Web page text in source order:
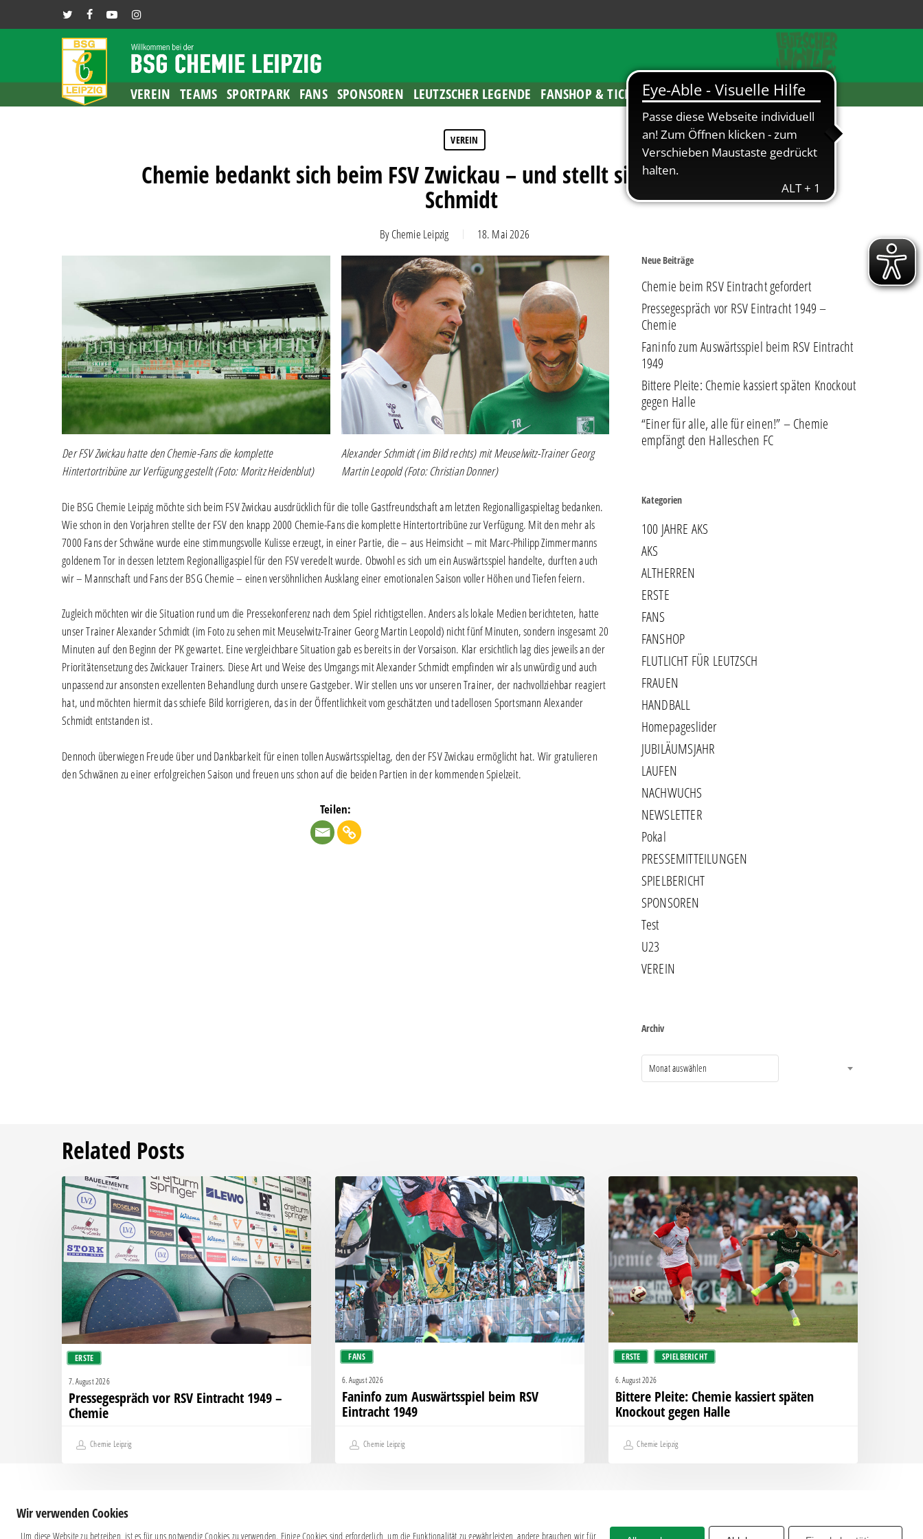
to
TWITTERFACEBOOKYOUTUBEINSTAGRAM
VEREIN TEAMS SPORTPARK FANS SPONSOREN LEUTZSCHER LEGENDE FANSHOP & TICKETS
VEREIN
Chemie bedankt sich beim FSV Zwickau – und stellt sich vor Alexander
Schmidt
ByChemie Leipzig 18. Mai 2026
Der FSV Zwickau hatte den Chemie-Fans die komplette
Hintertortribüne zur Verfügung gestellt (Foto: Moritz Heidenblut)
Alexander Schmidt (im Bild rechts) mit Meuselwitz-Trainer Georg
Martin Leopold (Foto: Christian Donner)
Die BSG Chemie Leipzig möchte sich beim FSV Zwickau ausdrücklich für die tolle Gastfreundschaft am letzten Regionalligaspieltag bedanken.
Wie schon in den Vorjahren stellte der FSV den knapp 2000 Chemie-Fans die komplette Hintertortribüne zur Verfügung. Mit den mehr als
7000 Fans der Schwäne wurde eine stimmungsvolle Kulisse erzeugt, in einer Partie, die – aus Heimsicht – mit Marc-Philipp Zimmermanns
goldenem Tor in dessen letztem Regionalligaspiel für den FSV veredelt wurde. Obwohl es sich um ein Auswärtsspiel handelte, durften auch
wir – Mannschaft und Fans der BSG Chemie – einen versöhnlichen Ausklang einer emotionalen Saison voller Höhen und Tiefen feiern.
Zugleich möchten wir die Situation rund um die Pressekonferenz nach dem Spiel richtigstellen. Anders als lokale Medien berichteten, hatte
unser Trainer Alexander Schmidt (im Foto zu sehen mit Meuselwitz-Trainer Georg Martin Leopold) nicht fünf Minuten, sondern insgesamt 20
Minuten auf den Beginn der PK gewartet. Eine vergleichbare Situation gab es bereits in der Vorsaison. Klar ersichtlich lag dies jeweils an der
Prioritätensetzung des Zwickauer Trainers. Diese Art und Weise des Umgangs mit Alexander Schmidt empfinden wir als unwürdig und auch
unpassend zur ansonsten exzellenten Behandlung durch unsere Gastgeber. Wir stellen uns vor unseren Trainer, der nachvollziehbar reagiert
hat, und möchten hiermit das schiefe Bild korrigieren, das in der Öffentlichkeit vom geschätzten und tadellosen Sportsmann Alexander
Schmidt entstanden ist.
Dennoch überwiegen Freude über und Dankbarkeit für einen tollen Auswärtsspieltag, den der FSV Zwickau ermöglicht hat. Wir gratulieren
den Schwänen zu einer erfolgreichen Saison und freuen uns schon auf die beiden Partien in der kommenden Spielzeit.
Teilen:
Neue Beiträge
Chemie beim RSV Eintracht gefordert
Pressegespräch vor RSV Eintracht 1949 –
Chemie
Faninfo zum Auswärtsspiel beim RSV Eintracht
1949
Bittere Pleite: Chemie kassiert späten Knockout
gegen Halle
“Einer für alle, alle für einen!” – Chemie
empfängt den Halleschen FC
Kategorien
100 JAHRE AKS
AKS
ALTHERREN
ERSTE
FANS
FANSHOP
FLUTLICHT FÜR LEUTZSCH
FRAUEN
HANDBALL
Homepageslider
JUBILÄUMSJAHR
LAUFEN
NACHWUCHS
NEWSLETTER
Pokal
PRESSEMITTEILUNGEN
SPIELBERICHT
SPONSOREN
Test
U23
VEREIN
Archiv
Monat auswählen
Related Posts
ERSTE
Pressegespräch
vor
RSV
Eintracht
1949
–
Chemie
7. August 2026
Pressegespräch vor RSV Eintracht 1949 –
Chemie
Chemie Leipzig
FANS
Faninfo
zum
Auswärtsspiel
beim
RSV
Eintracht
1949
6. August 2026
Faninfo zum Auswärtsspiel beim RSV
Eintracht 1949
Chemie Leipzig
ERSTE SPIELBERICHT
Bittere
Pleite:
Chemie
kassiert
späten
Knockout
gegen
Halle
6. August 2026
Bittere Pleite: Chemie kassiert späten
Knockout gegen Halle
Chemie Leipzig
Wir verwenden Cookies
Um diese Website zu betreiben, ist es für uns notwendig Cookies zu verwenden. Einige Cookies sind erforderlich, um die Funktionalität zu gewährleisten, andere brauchen wir für